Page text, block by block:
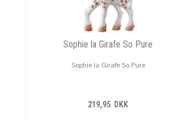
Sophie la Girafe So Pure
Sophie la Girafe So Pure
219,95 DKK